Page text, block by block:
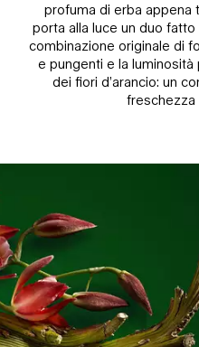
profuma di erba appena
porta alla luce un duo
combinazione originale di
e pungenti e la
dei fiori d’arancio: un
freschezza